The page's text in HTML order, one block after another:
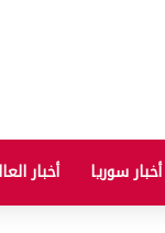
أخبار سوريا أخبار